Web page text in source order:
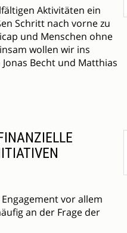
Aktivitäten ein
Schritt nach vorne zu
und Menschen ohne
wollen wir ins
Becht und Matthias
vor allem
an der Frage der